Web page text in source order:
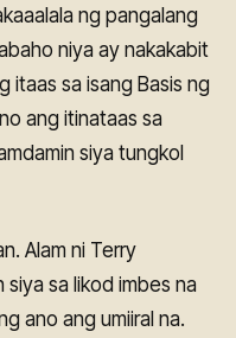
ng pangalang
niya ay nakakabit
itaas sa isang Basis ng
ang itinataas sa
siya tungkol
Alam ni Terry
sa likod imbes na
ano ang umiiral na.